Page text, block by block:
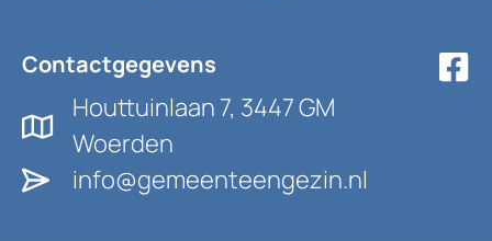
Contactgegevens
Houttuinlaan 7, 3447 GM
Woerden
info@gemeenteengezin.nl